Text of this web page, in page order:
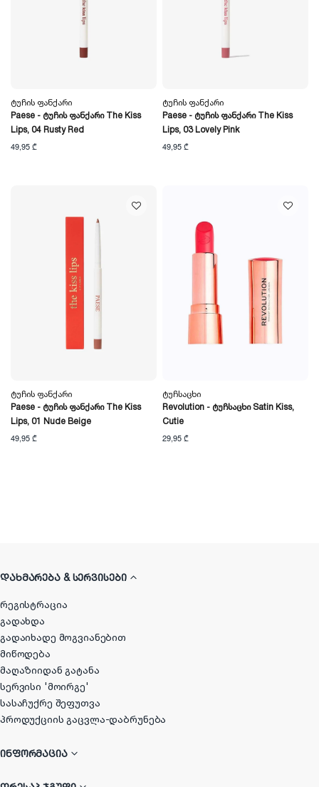
Ტუჩის Ფანქარი
Paese - Ტუჩის Ფანქარი The Kiss
Lips, 04 Rusty Red
49,95 ₾
Ტუჩის Ფანქარი
Paese - Ტუჩის Ფანქარი The Kiss
Lips, 03 Lovely Pink
49,95 ₾
Ტუჩის Ფანქარი
Paese - Ტუჩის Ფანქარი The Kiss
Lips, 01 Nude Beige
49,95 ₾
Ტუჩსაცხი
Revolution - Ტუჩსაცხი Satin Kiss,
Cutie
29,95 ₾
ᲓᲐᲮᲛᲐᲠᲔᲑᲐ & ᲡᲔᲠᲕᲘᲡᲔᲑᲘ
რეგისტრაცია
გადახდა
გადაიხადე მოგვიანებით
მიწოდება
მაღაზიიდან გატანა
სერვისი 'მოირგე'
სასაჩუქრე შეფუთვა
პროდუქციის გაცვლა-დაბრუნება
ᲘᲜᲤᲝᲠᲛᲐᲪᲘᲐ